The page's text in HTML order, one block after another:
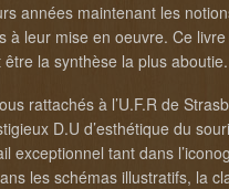
années maintenant les
à leur mise en oeuvre. Ce livre
la synthèse la plus aboutie.
rattachés à l’U.F.R de
D.U d’esthétique du
exceptionnel tant dans
les schémas illustratifs, la